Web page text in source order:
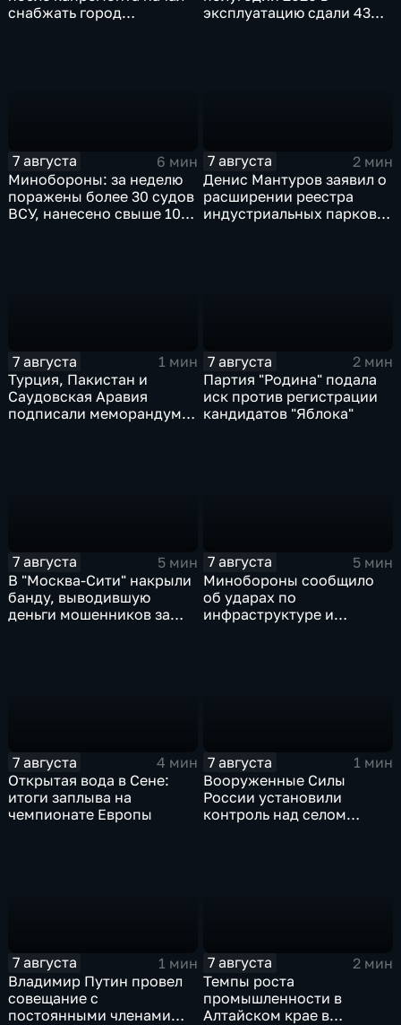
снабжать город
эксплуатацию сдали 43
7 августа
6 мин
Минобороны: за неделю
поражены более 30 судов
ВСУ, нанесено свыше 10
7 августа
2 мин
Денис Мантуров заявил о
расширении реестра
индустриальных парков в
7 августа
1 мин
Турция, Пакистан и
Саудовская Аравия
подписали меморандум о
7 августа
2 мин
Партия "Родина" подала
иск против регистрации
кандидатов "Яблока"
7 августа
5 мин
В "Москва‑Сити" накрыли
банду, выводившую
деньги мошенников за
7 августа
5 мин
Минобороны сообщило
об ударах по
инфраструктуре и
7 августа
4 мин
Открытая вода в Сене:
итоги заплыва на
чемпионате Европы
7 августа
1 мин
Вооруженные Силы
России установили
контроль над селом
7 августа
1 мин
Владимир Путин провел
совещание с
постоянными членами
7 августа
2 мин
Темпы роста
промышленности в
Алтайском крае в